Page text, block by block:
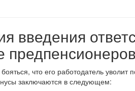
введения
предпенсионеров
что его работодатель
заключаются в следующем: